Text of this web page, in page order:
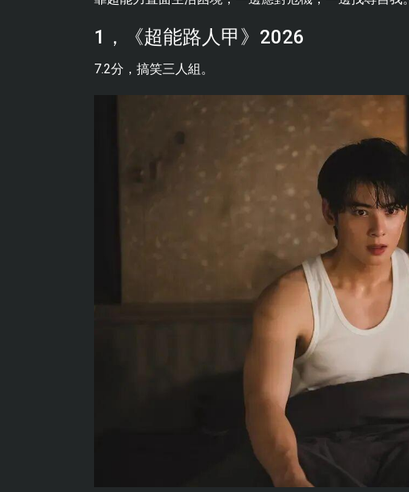
1，《超能路人甲》2026
7.2分，搞笑三人組。